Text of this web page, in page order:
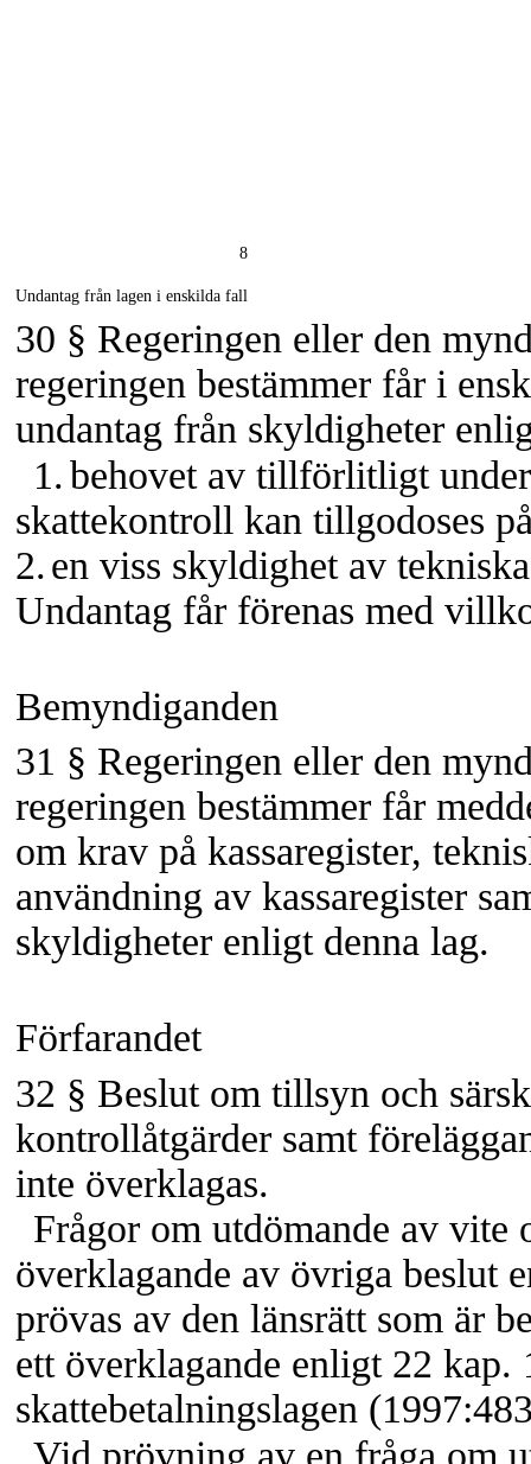
8
Undantag från lagen i enskilda fall
30 § Regeringen eller den
regeringen bestämmer får i
undantag från skyldigheter
1.behovet av tillförlitligt
skattekontroll kan tillgodoses
2.en viss skyldighet av
Undantag får förenas med
Bemyndiganden
31 § Regeringen eller den
regeringen bestämmer får
om krav på kassaregister,
användning av kassaregister
skyldigheter enligt denna lag.
Förfarandet
32 § Beslut om tillsyn och
kontrollåtgärder samt
inte överklagas.
Frågor om utdömande av vite
överklagande av övriga beslut
prövas av den länsrätt som är
ett överklagande enligt 22 kap.
skattebetalningslagen
Vid prövning av en fråga om